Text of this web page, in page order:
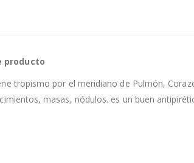
producto
tropismo por el meridiano de Pulmón,
masas, nódulos. es un buen